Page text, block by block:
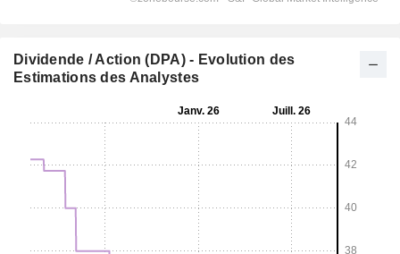
Dividende / Action (DPA) - Evolution des
Estimations des Analystes